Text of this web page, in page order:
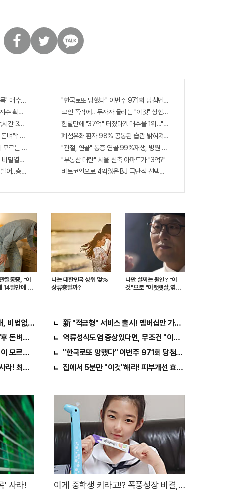
북
톡
매수해라!! 한달
확인해보니..충격!
간 3일!! 충격!!
벼락 맞아..
르는 3가지!!
밀열쇠 발견돼
어..충격!
"한국로또 망했다" 이번주 971회 당첨번호 6자리 모두 유출...관계자 실
코인 폭락에.. 투자자 몰리는 "이것" 상한가 포착해! 미리 투자..
한달만에 "37억" 터졌다?! 매수율 1위..."이종목" 당장사라!
폐섬유화 환자 98% 공통된 습관 밝혀져…충격
"관절, 연골" 통증 연골 99%재생, 병원 안가도돼... "충격"
"부동산 대란" 서울 신축 아파트가 "3억?"
비트코인으로 4억잃은 BJ 극단적 선택…충격!
절통증, "이
14일만에 완
나는 대한민국 상위 몇%
상류층일까?
나만 살찌는 원인? "이
것"으로 "아랫뱃살,옆구
비법없고 규칙만 지켰다!
돈벼락 맞아..
모르는 3가지!!
라! 최소 1000배 이상 증가...충격!!
新 "적금형" 서비스 출시! 멤버십만 가입해도 "최신가전" 선
역류성식도염 증상있다면, 무조건 "이것"의심하세요. 간단치
"한국로또 망했다" 이번주 971회 당첨번호 6자리 모두 유출
집에서 5분만 "이것"해라! 피부개선 효과가 바로 나타난다!!
' 사라!
이게 중학생 키라고!? 폭풍성장 비결,